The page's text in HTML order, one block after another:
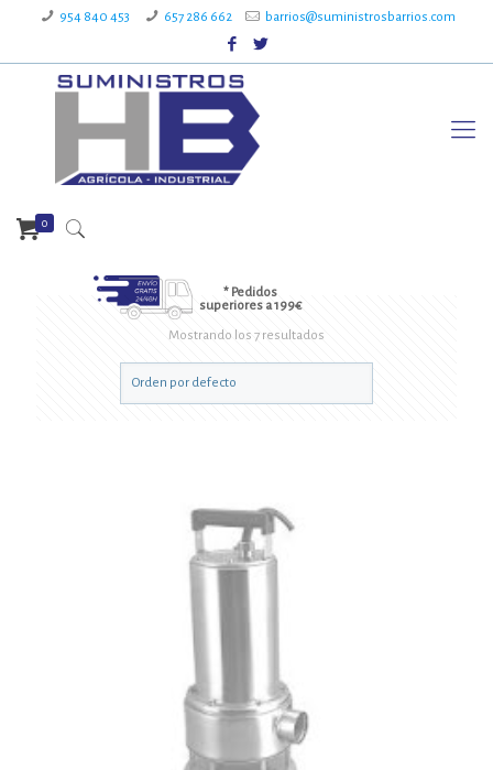
954 840 453 657 286 662 barrios@suministrosbarrios.com
* Pedidos
superiores a 199€
0
Mostrando los 7 resultados